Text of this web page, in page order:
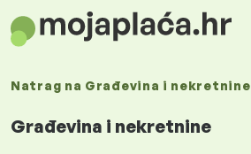
Natrag na Građevina i nekretnine
Građevina i nekretnine